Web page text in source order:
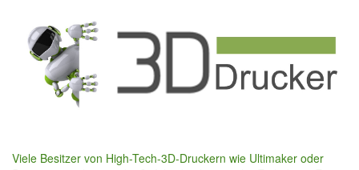
content
Viele Besitzer von High-Tech-3D-Druckern wie Ultimaker oder